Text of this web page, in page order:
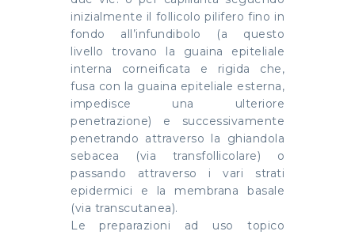
inizialmente il follicolo pilifero fino in
fondo all’infundibolo (a questo
livello trovano la guaina epiteliale
interna corneificata e rigida che,
fusa con la guaina epiteliale esterna,
impedisce una ulteriore
penetrazione) e successivamente
penetrando attraverso la ghiandola
sebacea (via transfollicolare) o
passando attraverso i vari strati
epidermici e la membrana basale
(via transcutanea).
Le preparazioni ad uso topico